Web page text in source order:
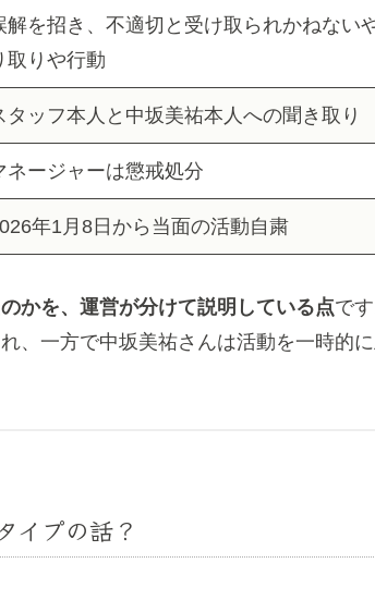
解を招き、不適切と受け取られかねない
取りや行動
タッフ本人と中坂美祐本人への聞き取り
ネージャーは懲戒処分
年1月8日から当面の活動自粛
かを、運営が分けて説明している点です
、一方で中坂美祐さんは活動を一時的
イプの話？